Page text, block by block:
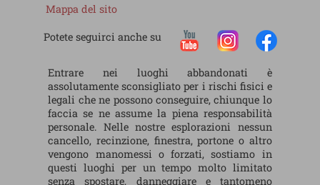
Mappa del sito
Potete seguirci anche su
Entrare nei luoghi abbandonati è
assolutamente sconsigliato per i rischi fisici e
legali che ne possono conseguire, chiunque lo
faccia se ne assume la piena responsabilità
personale. Nelle nostre esplorazioni nessun
cancello, recinzione, finestra, portone o altro
vengono manomessi o forzati, sostiamo in
questi luoghi per un tempo molto limitato
senza spostare, danneggiare e tantomeno